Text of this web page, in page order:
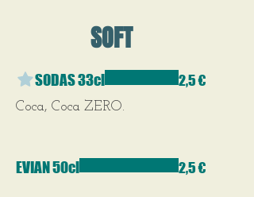
SOFT
SODAS 33cl
Coca, Coca ZERO.
2,5 €
EVIAN 50cl 2,5 €